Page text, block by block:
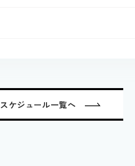
スケジュール一覧へ